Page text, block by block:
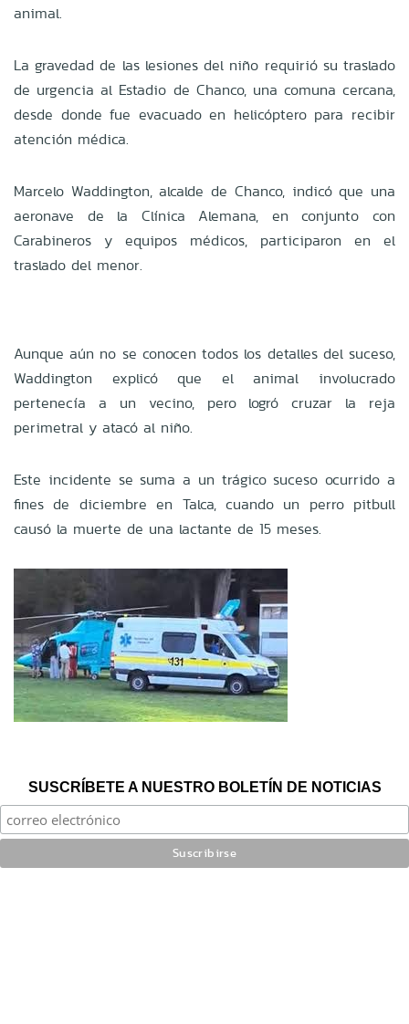
animal.
La gravedad de las lesiones del niño requirió su traslado
de urgencia al Estadio de Chanco, una comuna cercana,
desde donde fue evacuado en helicóptero para recibir
atención médica.
Marcelo Waddington, alcalde de Chanco, indicó que una
aeronave de la Clínica Alemana, en conjunto con
Carabineros y equipos médicos, participaron en el
traslado del menor.
Aunque aún no se conocen todos los detalles del suceso,
Waddington explicó que el animal involucrado
pertenecía a un vecino, pero logró cruzar la reja
perimetral y atacó al niño.
Este incidente se suma a un trágico suceso ocurrido a
fines de diciembre en Talca, cuando un perro pitbull
causó la muerte de una lactante de 15 meses.
SUSCRÍBETE A NUESTRO BOLETÍN DE NOTICIAS